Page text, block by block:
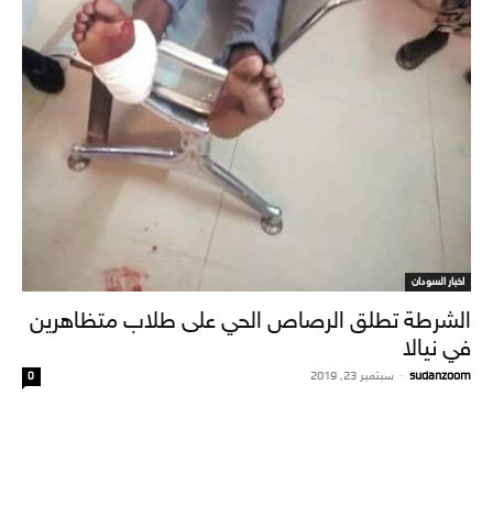
اخبار السودان
الشرطة تطلق الرصاص الحي على طلاب متظاهرين
في نيالا
sudanzoom
- سبتمبر 23, 2019 0